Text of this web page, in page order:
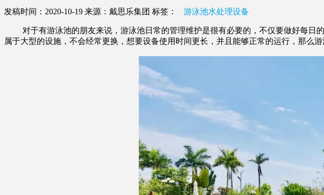
发稿时间：2020-10-19 来源：戴思乐集团 标签： 游泳池水处理设备
对于有游泳池的朋友来说，游泳池日常的管理维护是很有必要的，不仅要做好每日
属于大型的设施，不会经常更换，想要设备使用时间更长，并且能够正常的运行，那么